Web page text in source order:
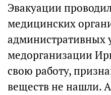
Эвакуации
медицинских
административных
медорганизации
свою работу,
веществ не нашли.